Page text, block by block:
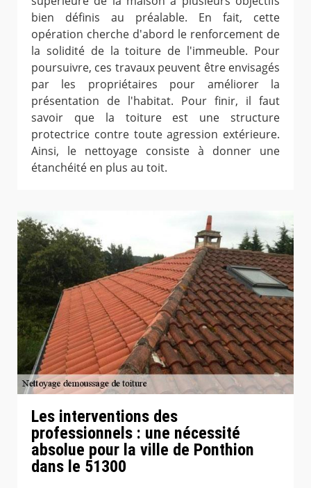
bien définis au préalable. En fait, cette
opération cherche d'abord le renforcement de
la solidité de la toiture de l'immeuble. Pour
poursuivre, ces travaux peuvent être envisagés
par les propriétaires pour améliorer la
présentation de l'habitat. Pour finir, il faut
savoir que la toiture est une structure
protectrice contre toute agression extérieure.
Ainsi, le nettoyage consiste à donner une
étanchéité en plus au toit.
Les interventions des
professionnels : une nécessité
absolue pour la ville de Ponthion
dans le 51300